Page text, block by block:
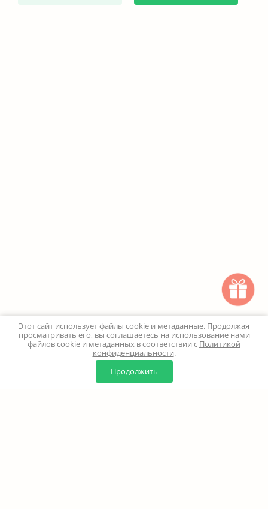
0
Корзина
Этот сайт использует файлы cookie и метаданные. Продолжая
просматривать его, вы соглашаетесь на использование нами
файлов cookie и метаданных в соответствии с Политикой
конфиденциальности.
Продолжить